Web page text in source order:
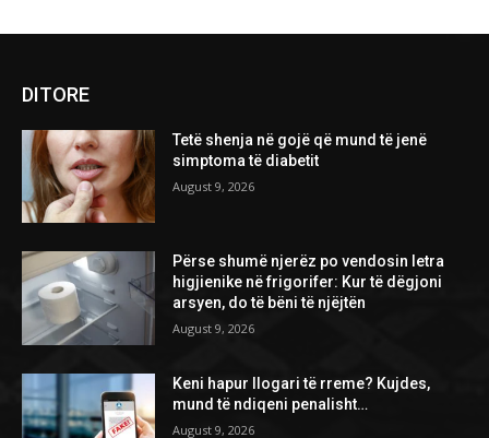
DITORE
Tetë shenja në gojë që mund të jenë
simptoma të diabetit
August 9, 2026
Përse shumë njerëz po vendosin letra
higjienike në frigorifer: Kur të dëgjoni
arsyen, do të bëni të njëjtën
August 9, 2026
Keni hapur llogari të rreme? Kujdes,
mund të ndiqeni penalisht…
August 9, 2026